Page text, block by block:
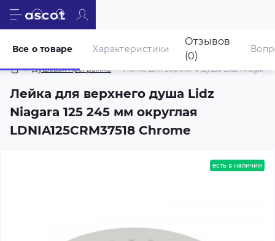
Душевая программа Лейка для верхнего душа Lidz Niagara
Лейка для верхнего душа Lidz
Niagara 125 245 мм округлая
LDNIA125CRM37518 Chrome
Все о товаре Характеристики
Отзывов
(0)
есть в наличии